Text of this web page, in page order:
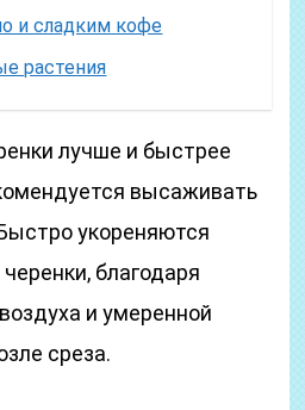
и сладким кофе
растения
лучше и быстрее
высаживать
укореняются
благодаря
и умеренной
среза.